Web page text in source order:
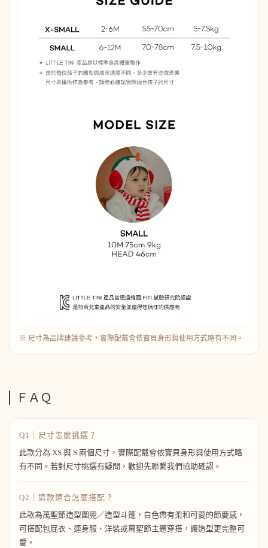
※ 尺寸為品牌建議參考，實際配戴會依寶貝身形與使用方式略有不同。
ＦＡＱ
Q1｜尺寸怎麼挑選？
此款分為 XS 與 S 兩個尺寸，實際配戴會依寶貝身形與使用方式略
有不同。若對尺寸挑選有疑問，歡迎先聯繫我們協助確認。
Q2｜這款適合怎麼搭配？
此款為萬聖節造型圍兜／造型斗篷，白色帶有柔和可愛的節慶感，
可搭配包屁衣、連身服、洋裝或萬聖節主題穿搭，讓造型更完整可
愛。